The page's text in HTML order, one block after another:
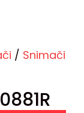
/ Snimači